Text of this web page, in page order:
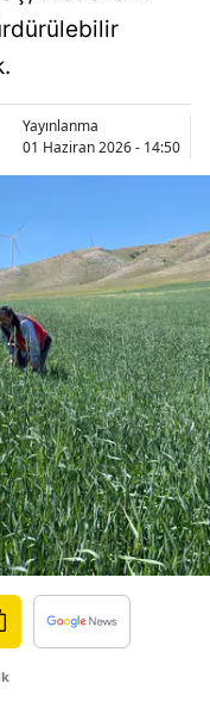
Bitlis
Bolu
Bursa
Çanakkale
Çankırı
Çorum
Denizli
Diyarbakır
Edirne
Elazığ
Erzincan
Yayınlanma
01 Haziran 2026 - 14:50